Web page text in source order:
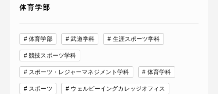
体育学部
体育学部 武道学科 生涯スポーツ学科
競技スポーツ学科
スポーツ・レジャーマネジメント学科 体育学科
スポーツ ウェルビーイングカレッジオフィス